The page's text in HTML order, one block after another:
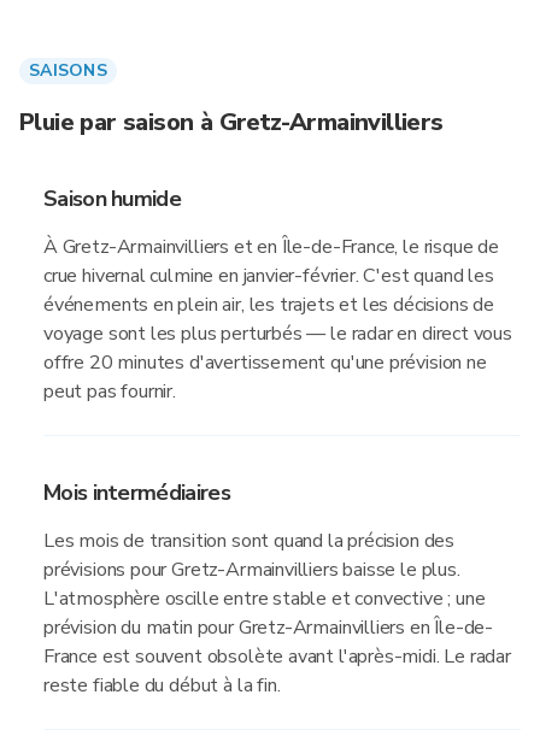
SAISONS
Pluie par saison à Gretz-Armainvilliers
Saison humide
À Gretz-Armainvilliers et en Île-de-France, le risque de
crue hivernal culmine en janvier-février. C'est quand les
événements en plein air, les trajets et les décisions de
voyage sont les plus perturbés — le radar en direct vous
offre 20 minutes d'avertissement qu'une prévision ne
peut pas fournir.
Mois intermédiaires
Les mois de transition sont quand la précision des
prévisions pour Gretz-Armainvilliers baisse le plus.
L'atmosphère oscille entre stable et convective ; une
prévision du matin pour Gretz-Armainvilliers en Île-de-
France est souvent obsolète avant l'après-midi. Le radar
reste fiable du début à la fin.